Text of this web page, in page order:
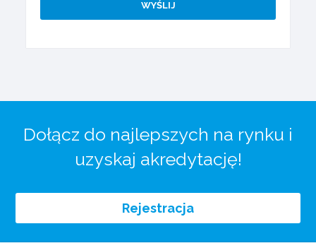
Dołącz do najlepszych na rynku i
uzyskaj akredytację!
Rejestracja